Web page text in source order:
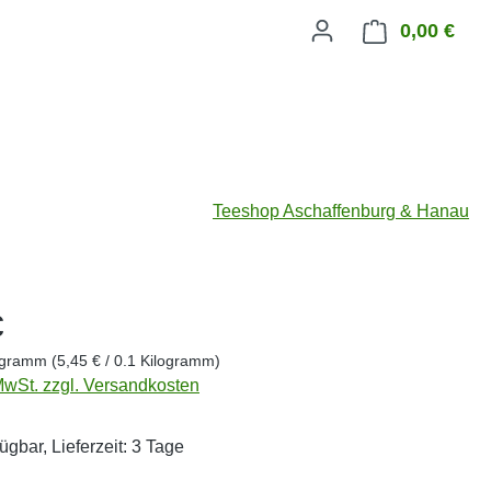
0,00 €
Teeshop Aschaffenburg & Hanau
(5,45 € / 0.1 Kilogramm)
zzgl. Versandkosten
Lieferzeit: 3 Tage